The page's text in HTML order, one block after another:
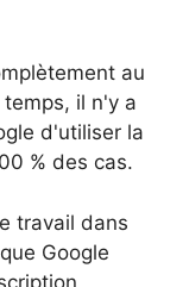
au
il n'y a
d'utiliser la
% des cas.
travail dans
Google